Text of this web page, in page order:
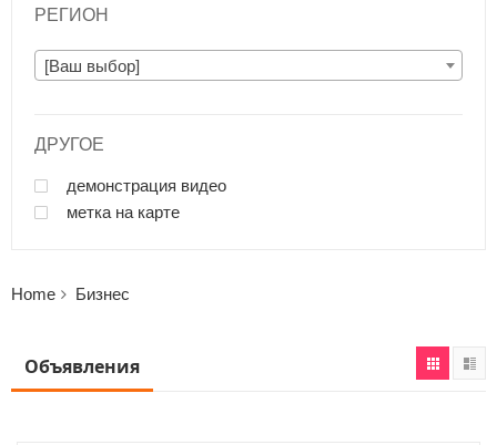
РЕГИОН
[Ваш выбор]
ДРУГОЕ
демонстрация видео
метка на карте
Home Бизнес
Объявления